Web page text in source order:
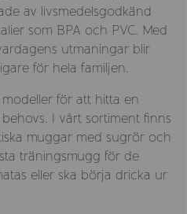
av livsmedelsgodkänd
som BPA och PVC. Med
utmaningar blir
för hela familjen.
för att hitta en
I vårt sortiment finns
muggar med sugrör och
träningsmugg för de
eller ska börja dricka ur